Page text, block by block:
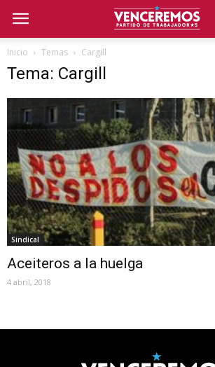
Inicio Temas Cargill
Tema: Cargill
Sindical
Aceiteros a la huelga
4 abril, 2018